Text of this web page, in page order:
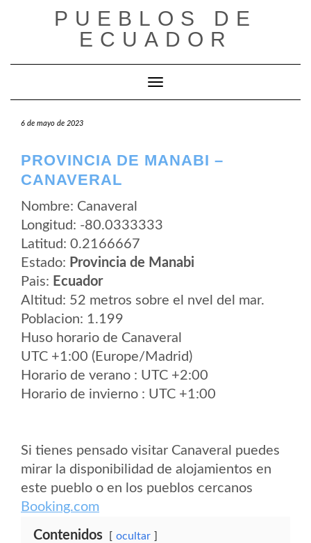
PUEBLOS DE
ECUADOR
Cambiar modo de navegación
6 de mayo de 2023
PROVINCIA DE MANABI –
CANAVERAL
Nombre: Canaveral
Longitud: -80.0333333
Latitud: 0.2166667
Estado: Provincia de Manabi
Pais: Ecuador
Altitud: 52 metros sobre el nvel del mar.
Poblacion: 1.199
Huso horario de Canaveral
UTC +1:00 (Europe/Madrid)
Horario de verano : UTC +2:00
Horario de invierno : UTC +1:00
Si tienes pensado visitar Canaveral puedes
mirar la disponibilidad de alojamientos en
este pueblo o en los pueblos cercanos
Booking.com
Contenidos ocultar